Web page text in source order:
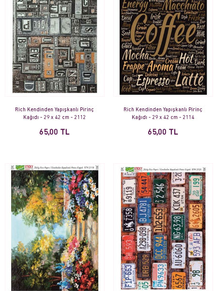
Rich Kendinden Yapışkanlı Pirinç
Kağıdı - 29 x 42 cm - 2112
65,00 TL
Rich Kendinden Yapışkanlı Pirinç
Kağıdı - 29 x 42 cm - 2114
65,00 TL